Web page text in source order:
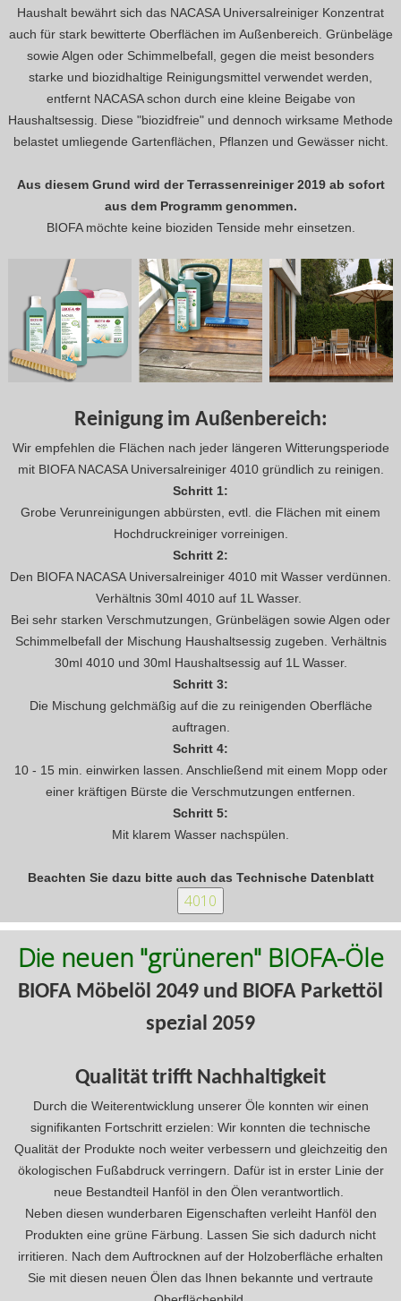
Haushalt bewährt sich das NACASA Universalreiniger Konzentrat
auch für stark bewitterte Oberflächen im Außenbereich. Grünbeläge
sowie Algen oder Schimmelbefall, gegen die meist besonders
starke und biozidhaltige Reinigungsmittel verwendet werden,
entfernt NACASA schon durch eine kleine Beigabe von
Haushaltsessig. Diese "biozidfreie" und dennoch wirksame Methode
belastet umliegende Gartenflächen, Pflanzen und Gewässer nicht.
Aus diesem Grund wird der Terrassenreiniger 2019 ab sofort
aus dem Programm genommen.
BIOFA möchte keine bioziden Tenside mehr einsetzen.
Reinigung im Außenbereich:
Wir empfehlen die Flächen nach jeder längeren Witterungsperiode
mit BIOFA NACASA Universalreiniger 4010 gründlich zu reinigen.
Schritt 1:
Grobe Verunreinigungen abbürsten, evtl. die Flächen mit einem
Hochdruckreiniger vorreinigen.
Schritt 2:
Den BIOFA NACASA Universalreiniger 4010 mit Wasser verdünnen.
Verhältnis 30ml 4010 auf 1L Wasser.
Bei sehr starken Verschmutzungen, Grünbelägen sowie Algen oder
Schimmelbefall der Mischung Haushaltsessig zugeben. Verhältnis
30ml 4010 und 30ml Haushaltsessig auf 1L Wasser.
Schritt 3:
Die Mischung gelchmäßig auf die zu reinigenden Oberfläche
auftragen.
Schritt 4:
10 - 15 min. einwirken lassen. Anschließend mit einem Mopp oder
einer kräftigen Bürste die Verschmutzungen entfernen.
Schritt 5:
Mit klarem Wasser nachspülen.
Beachten Sie dazu bitte auch das Technische Datenblatt
Die neuen "grüneren" BIOFA-Öle
BIOFA Möbelöl 2049 und BIOFA Parkettöl
spezial 2059
Qualität trifft Nachhaltigkeit
Durch die Weiterentwicklung unserer Öle konnten wir einen
signifikanten Fortschritt erzielen: Wir konnten die technische
Qualität der Produkte noch weiter verbessern und gleichzeitig den
ökologischen Fußabdruck verringern. Dafür ist in erster Linie der
neue Bestandteil Hanföl in den Ölen verantwortlich.
Neben diesen wunderbaren Eigenschaften verleiht Hanföl den
Produkten eine grüne Färbung. Lassen Sie sich dadurch nicht
irritieren. Nach dem Auftrocknen auf der Holzoberfläche erhalten
Sie mit diesen neuen Ölen das Ihnen bekannte und vertraute